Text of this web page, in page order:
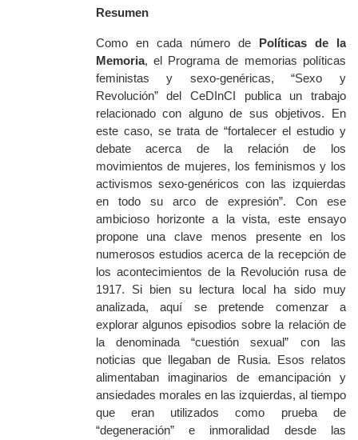
Resumen
Como en cada número de Políticas de la
Memoria, el Programa de memorias políticas
feministas y sexo-genéricas, “Sexo y
Revolución” del CeDInCI publica un trabajo
relacionado con alguno de sus objetivos. En
este caso, se trata de “fortalecer el estudio y
debate acerca de la relación de los
movimientos de mujeres, los feminismos y los
activismos sexo-genéricos con las izquierdas
en todo su arco de expresión”. Con ese
ambicioso horizonte a la vista, este ensayo
propone una clave menos presente en los
numerosos estudios acerca de la recepción de
los acontecimientos de la Revolución rusa de
1917. Si bien su lectura local ha sido muy
analizada, aquí se pretende comenzar a
explorar algunos episodios sobre la relación de
la denominada “cuestión sexual” con las
noticias que llegaban de Rusia. Esos relatos
alimentaban imaginarios de emancipación y
ansiedades morales en las izquierdas, al tiempo
que eran utilizados como prueba de
“degeneración” e inmoralidad desde las